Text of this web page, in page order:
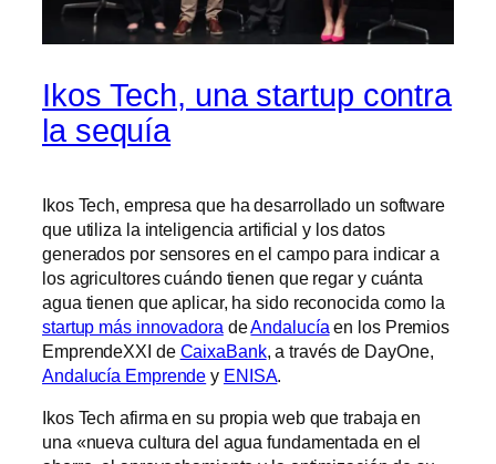
Ikos Tech, una startup contra
la sequía
Ikos Tech, empresa que ha desarrollado un software
que utiliza la inteligencia artificial y los datos
generados por sensores en el campo para indicar a
los agricultores cuándo tienen que regar y cuánta
agua tienen que aplicar, ha sido reconocida como la
startup más innovadora deAndalucía en los Premios
EmprendeXXI de CaixaBank, a través de DayOne,
Andalucía Emprende y ENISA.
Ikos Tech afirma en su propia web que trabaja en
una «nueva cultura del agua fundamentada en el